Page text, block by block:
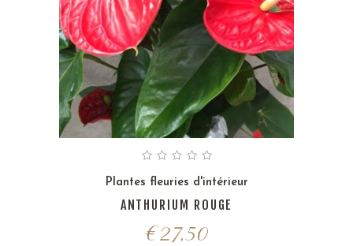
Plantes fleuries d'intérieur
ANTHURIUM ROUGE
€27,50